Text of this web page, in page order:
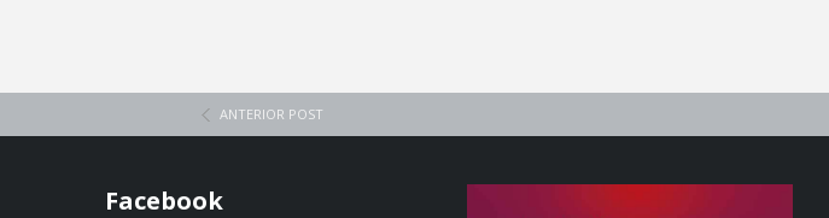
ANTERIOR POST
Facebook